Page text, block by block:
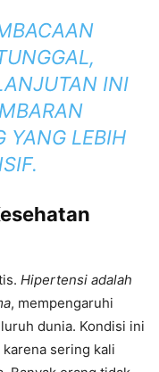
INI
YANG LEBIH
Hipertensi adalah
, mempengaruhi
dunia. Kondisi ini
sering kali